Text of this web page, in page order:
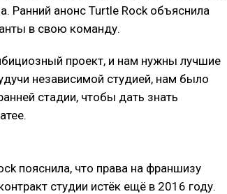
Ранний анонс Turtle Rock объяснила
в свою команду.
проект, и нам нужны лучшие
независимой студией, нам было
стадии, чтобы дать знать
пояснила, что права на франшизу
студии истёк ещё в 2016 году.